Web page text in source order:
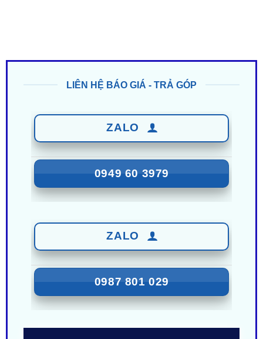
LIÊN HỆ BÁO GIÁ - TRẢ GÓP
ZALO
0949 60 3979
ZALO
0987 801 029